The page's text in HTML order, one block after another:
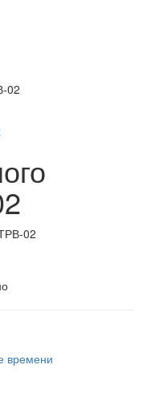
02
02
времени